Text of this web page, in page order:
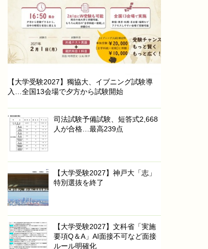
【大学受験2027】獨協大、イブニング試験導
入…全国13会場で夕方から試験開始
司法試験予備試験、短答式2,668
人が合格…最高239点
【大学受験2027】神戸大「志」
特別選抜を終了
【大学受験2027】文科省「実施
要項Q＆A」AI面接不可など面接
ルール明確化